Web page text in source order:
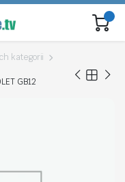
kategorii
GB12